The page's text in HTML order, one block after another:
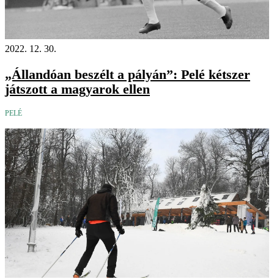
2022. 12. 30.
„Állandóan beszélt a pályán”: Pelé kétszer
játszott a magyarok ellen
PELÉ